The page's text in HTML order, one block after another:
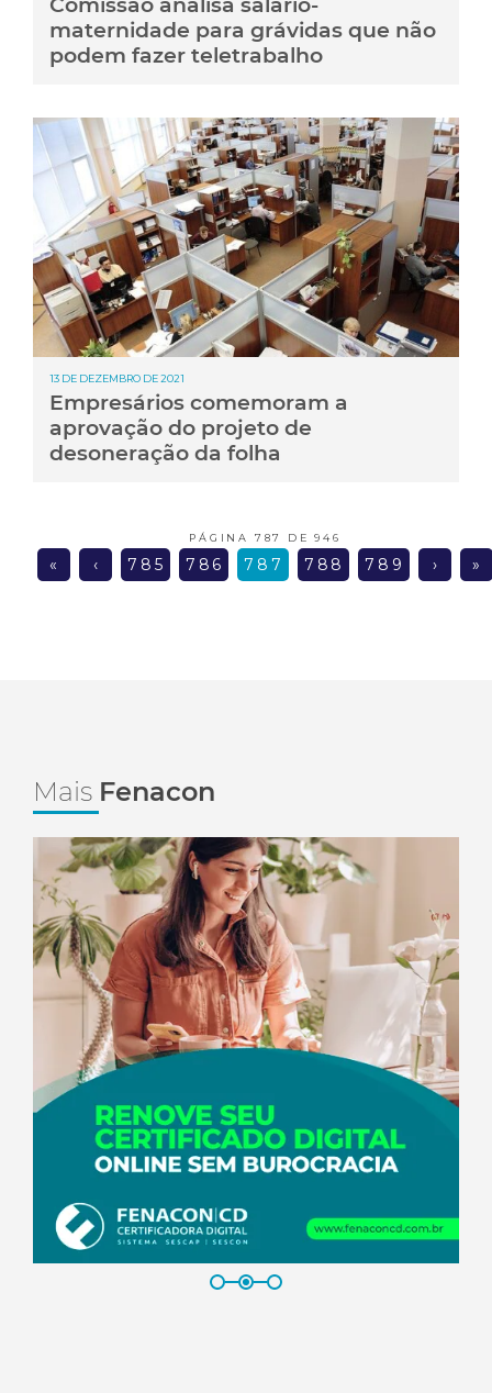
maternidade para grávidas que não
podem fazer teletrabalho
13 DE DEZEMBRO DE 2021
Empresários comemoram a
aprovação do projeto de
desoneração da folha
PÁGINA 787 DE 946
« ‹ 785 786 787 788 789 › »
Mais Fenacon